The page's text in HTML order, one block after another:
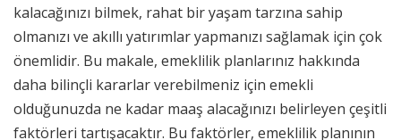
kalacağınızı bilmek, rahat bir yaşam tarzına sahip
olmanızı ve akıllı yatırımlar yapmanızı sağlamak için çok
önemlidir. Bu makale, emeklilik planlarınız hakkında
daha bilinçli kararlar verebilmeniz için emekli
olduğunuzda ne kadar maaş alacağınızı belirleyen çeşitli
faktörleri tartışacaktır. Bu faktörler, emeklilik planının